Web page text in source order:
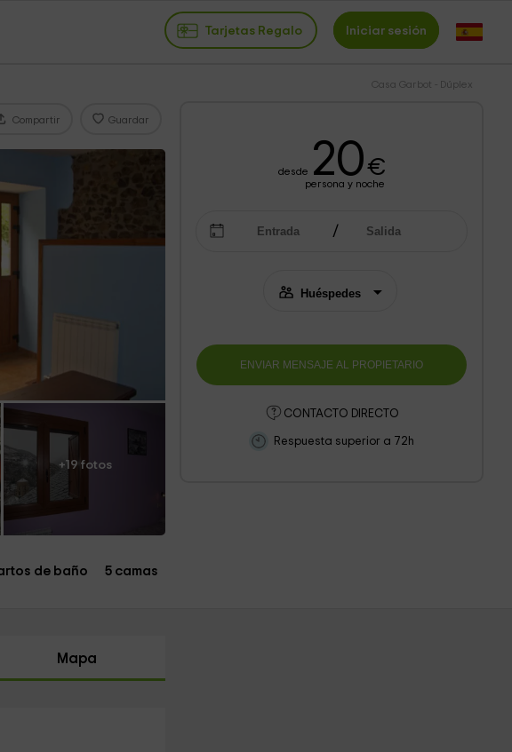
Tarjetas Regalo Iniciar sesión
Casa Garbot - Dúplex
Compartir Guardar
+19 fotos
desde 20€
persona y noche
CONTACTO DIRECTO
Respuesta superior a 72h
de baño 5 camas
Mapa